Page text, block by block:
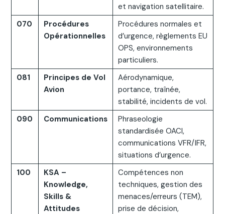
et navigation satellitaire.
070
Procédures
Opérationnelles
Procédures normales et
d’urgence, règlements EU
OPS, environnements
particuliers.
081
Principes de Vol
Avion
Aérodynamique,
portance, traînée,
stabilité, incidents de vol.
090
Communications
Phraseologie
standardisée OACI,
communications VFR/IFR,
situations d’urgence.
100
KSA –
Knowledge,
Skills &
Attitudes
Compétences non
techniques, gestion des
menaces/erreurs (TEM),
prise de décision,